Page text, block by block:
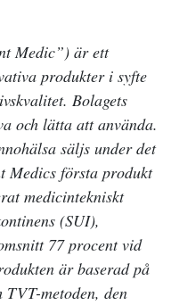
Medic”) är ett
produkter i syfte
Bolagets
och lätta att använda.
säljs under det
Medics första produkt
medicintekniskt
(SUI),
77 procent vid
är baserad på
TVT-metoden, den